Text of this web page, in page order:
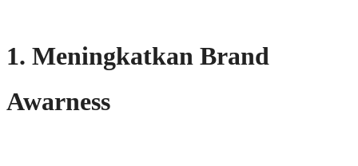
1. Meningkatkan Brand
Awarness